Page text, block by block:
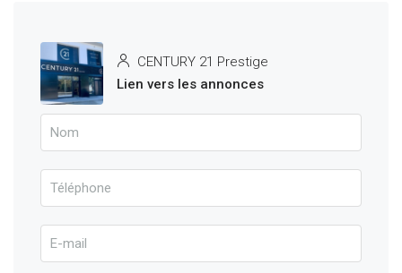
CENTURY 21 Prestige
Lien vers les annonces